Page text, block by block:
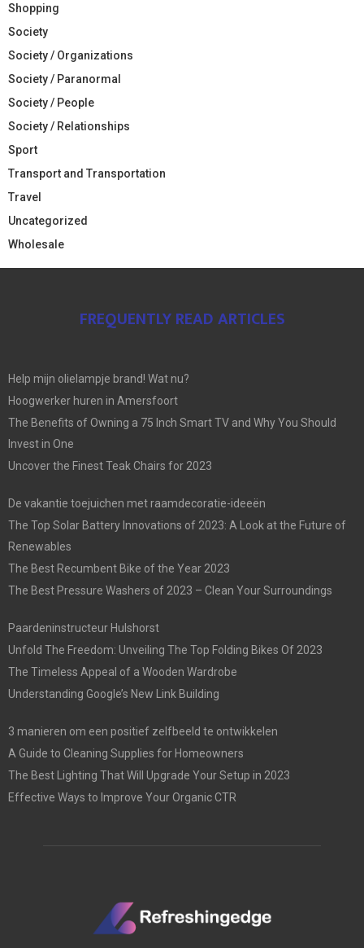
Shopping
Society
Society / Organizations
Society / Paranormal
Society / People
Society / Relationships
Sport
Transport and Transportation
Travel
Uncategorized
Wholesale
FREQUENTLY READ ARTICLES
Help mijn olielampje brand! Wat nu?
Hoogwerker huren in Amersfoort
The Benefits of Owning a 75 Inch Smart TV and Why You Should
Invest in One
Uncover the Finest Teak Chairs for 2023
De vakantie toejuichen met raamdecoratie-ideeën
The Top Solar Battery Innovations of 2023: A Look at the Future of
Renewables
The Best Recumbent Bike of the Year 2023
The Best Pressure Washers of 2023 – Clean Your Surroundings
Paardeninstructeur Hulshorst
Unfold The Freedom: Unveiling The Top Folding Bikes Of 2023
The Timeless Appeal of a Wooden Wardrobe
Understanding Google’s New Link Building
3 manieren om een positief zelfbeeld te ontwikkelen
A Guide to Cleaning Supplies for Homeowners
The Best Lighting That Will Upgrade Your Setup in 2023
Effective Ways to Improve Your Organic CTR